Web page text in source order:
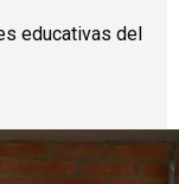
educativas del